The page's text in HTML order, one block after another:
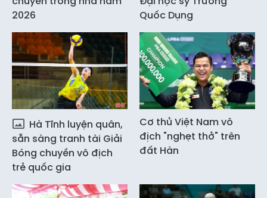
2026
Quốc Dụng
Hà Tĩnh luyện quân,
sẵn sàng tranh tài Giải
Bóng chuyền vô địch
trẻ quốc gia
Cơ thủ Việt Nam vô
địch "nghẹt thở" trên
đất Hàn